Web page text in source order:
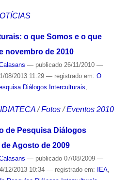
o que Somos e o que
novembro de 2010
— publicado26/11/2010 —
08/2013 11:29 — registrado em: O
Diálogos Interculturais
/Fotos /Eventos 2010
de Pesquisa Diálogos
Agosto de 2009
— publicado07/08/2009 —
12/2013 10:34 — registrado em: IEA,